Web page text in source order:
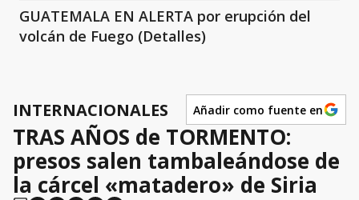
GUATEMALA EN ALERTA por erupción del
volcán de Fuego (Detalles)
INTERNACIONALES Añadir como fuente en
TRAS AÑOS de TORMENTO:
presos salen tambaleándose de
la cárcel «matadero» de Siria